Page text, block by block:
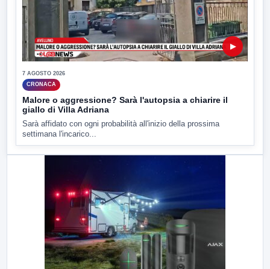
▶
7 AGOSTO 2026
CRONACA
Malore o aggressione? Sarà l'autopsia a chiarire il
giallo di Villa Adriana
Sarà affidato con ogni probabilità all'inizio della prossima
settimana l'incarico...